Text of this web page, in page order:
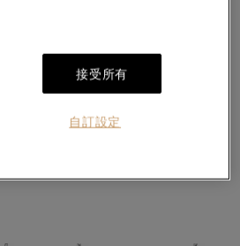
950鉑金頸鍊
接受所有
自訂設定